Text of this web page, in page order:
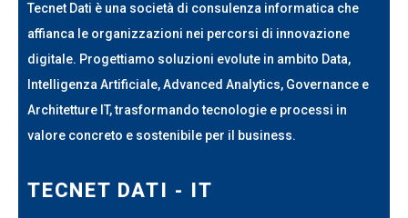
Tecnet Dati è una società di consulenza informatica che
affianca le organizzazioni nei percorsi di innovazione
digitale. Progettiamo soluzioni evolute in ambito Data,
Intelligenza Artificiale, Advanced Analytics, Governance e
Architetture IT, trasformando tecnologie e processi in
valore concreto e sostenibile per il business.
TECNET DATI - IT